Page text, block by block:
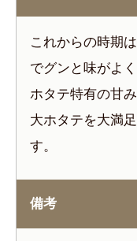
これからの時期
でグンと味がよ
ホタテ特有の甘
大ホタテを大満
す。
備考